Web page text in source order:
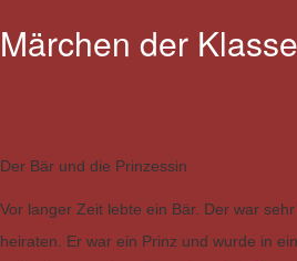
Märchen der
Der Bär und die Prinzessin
Vor langer Zeit lebte ein Bär. Der war
heiraten. Er war ein Prinz und wurde in